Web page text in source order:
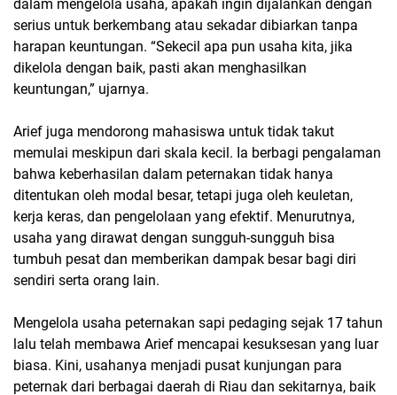
dalam mengelola usaha, apakah ingin dijalankan dengan
serius untuk berkembang atau sekadar dibiarkan tanpa
harapan keuntungan. “Sekecil apa pun usaha kita, jika
dikelola dengan baik, pasti akan menghasilkan
keuntungan,” ujarnya.
Arief juga mendorong mahasiswa untuk tidak takut
memulai meskipun dari skala kecil. Ia berbagi pengalaman
bahwa keberhasilan dalam peternakan tidak hanya
ditentukan oleh modal besar, tetapi juga oleh keuletan,
kerja keras, dan pengelolaan yang efektif. Menurutnya,
usaha yang dirawat dengan sungguh-sungguh bisa
tumbuh pesat dan memberikan dampak besar bagi diri
sendiri serta orang lain.
Mengelola usaha peternakan sapi pedaging sejak 17 tahun
lalu telah membawa Arief mencapai kesuksesan yang luar
biasa. Kini, usahanya menjadi pusat kunjungan para
peternak dari berbagai daerah di Riau dan sekitarnya, baik